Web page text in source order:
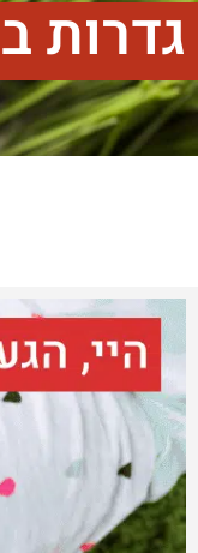
גדרות